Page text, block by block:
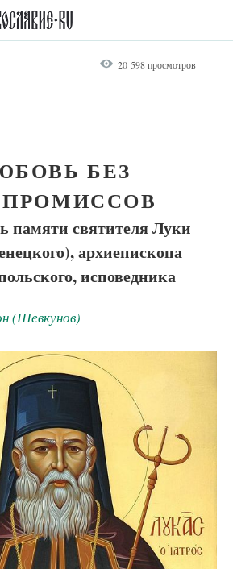
20 598 просмотров
БЕЗ
памяти святителя Луки
архиепископа
исповедника
(Шевкунов)